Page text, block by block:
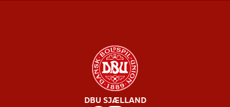
DBU SJÆLLAND